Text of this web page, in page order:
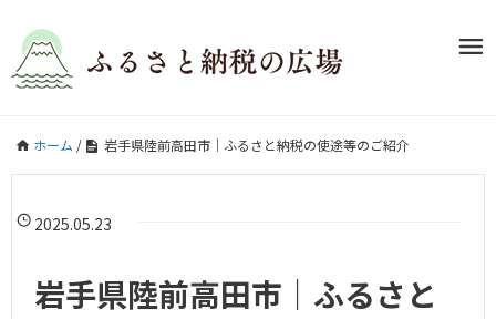
ホーム / 岩手県陸前高田市｜ふるさと納税の使途等のご紹介
2025.05.23
岩手県陸前高田市｜ふるさと